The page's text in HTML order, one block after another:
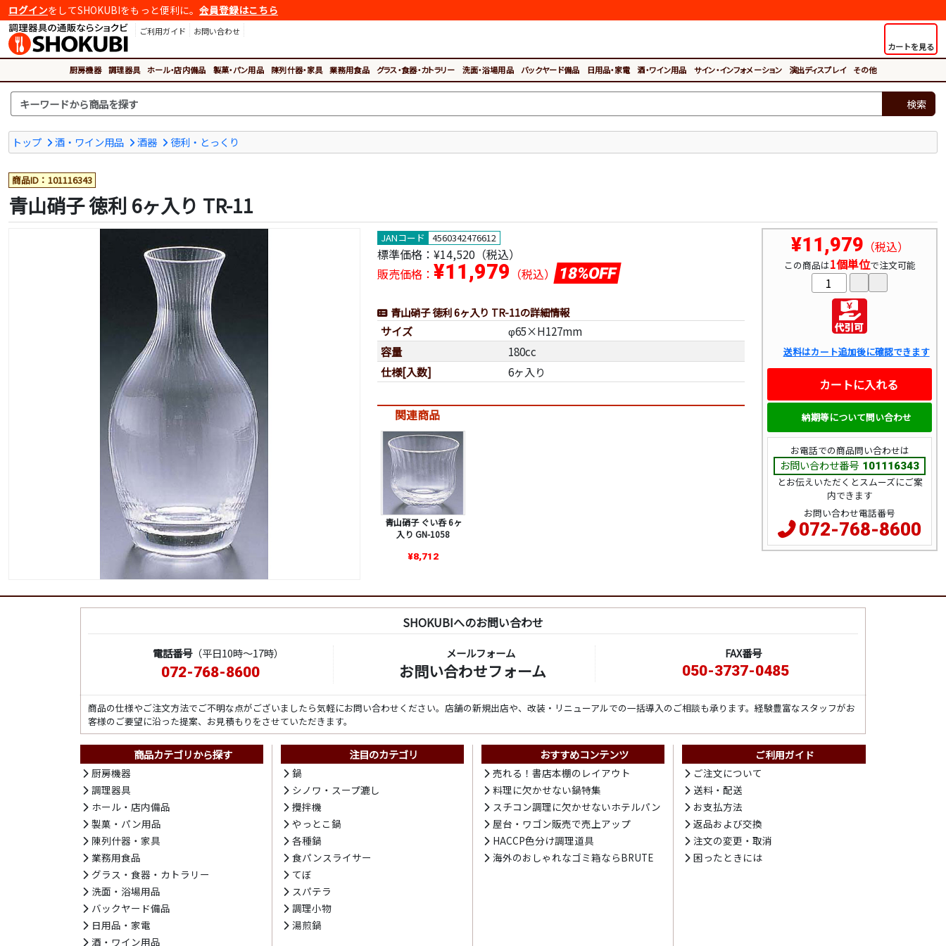
ログインをしてSHOKUBIをもっと便利に。 会員登録はこちら
ご利用ガイド
お問い合わせ
カートを見る
厨房機器 調理器具 ホール・店内備品 製菓・パン用品 陳列什器・家具 業務用食品 グラス・食器・カトラリー 洗面・浴場用品 バックヤード備品 日用品・家電 酒・ワイン用品 サイン・インフォメーション 演出ディスプレイ その他
検索
トップ 酒・ワイン用品 酒器 徳利・とっくり
商品ID：101116343
青山硝子 徳利 6ヶ入り TR-11
JANコード 4560342476612
標準価格： ¥14,520（税込）
販売価格： ¥11,979 （税込） 18%OFF
青山硝子 徳利 6ヶ入り TR-11の詳細情報
サイズ
φ65×H127mm
容量
180cc
仕様[入数]
6ヶ入り
関連商品
青山硝子 ぐい呑 6ヶ
入り GN-1058
¥8,712
¥11,979 （税込）
この商品は1個単位で注文可能
送料はカート追加後に確認できます
カートに入れる
納期等について問い合わせ
お電話での商品問い合わせは
お問い合わせ番号 101116343
とお伝えいただくとスムーズにご案
内できます
お問い合わせ電話番号
072-768-8600
SHOKUBIへのお問い合わせ
電話番号（平日10時～17時）
072-768-8600
メールフォーム
お問い合わせフォーム
FAX番号
050-3737-0485
商品の仕様やご注文方法でご不明な点がございましたら気軽にお問い合わせください。店舗の新規出店や、改装・リニューアルでの一括導入のご相談も承ります。経験豊富なスタッフがお
客様のご要望に沿った提案、お見積もりをさせていただきます。
商品カテゴリから探す
厨房機器
調理器具
ホール・店内備品
製菓・パン用品
陳列什器・家具
業務用食品
グラス・食器・カトラリー
洗面・浴場用品
バックヤード備品
日用品・家電
酒・ワイン用品
注目のカテゴリ
鍋
シノワ・スープ漉し
攪拌機
やっとこ鍋
各種鍋
食パンスライサー
てぼ
スパテラ
調理小物
湯煎鍋
おすすめコンテンツ
売れる！書店本棚のレイアウト
料理に欠かせない鍋特集
スチコン調理に欠かせないホテルパン
屋台・ワゴン販売で売上アップ
HACCP色分け調理道具
海外のおしゃれなゴミ箱ならBRUTE
ご利用ガイド
ご注文について
送料・配送
お支払方法
返品および交換
注文の変更・取消
困ったときには